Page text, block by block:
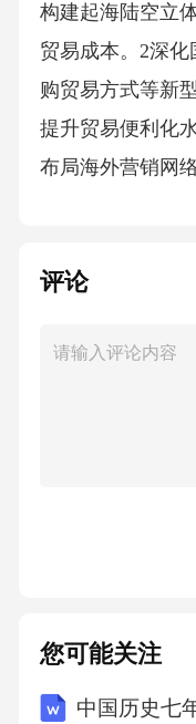
构建起海陆空立
贸易成本。2深
购贸易方式等新
提升贸易便利化
布局海外营销网
全球”到“卖全球”
建设，优化城市
透明的营商环境
贸文化融入城市
升经验启示：义
经验，提炼其蕴
评论
您可能关注